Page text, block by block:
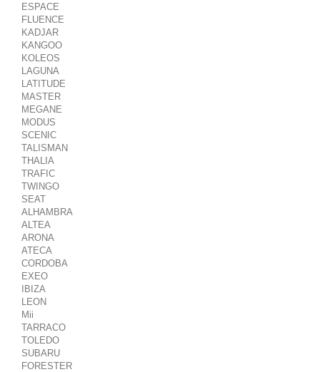
ESPACE
FLUENCE
KADJAR
KANGOO
KOLEOS
LAGUNA
LATITUDE
MASTER
MEGANE
MODUS
SCENIC
TALISMAN
THALIA
TRAFIC
TWINGO
SEAT
ALHAMBRA
ALTEA
ARONA
ATECA
CORDOBA
EXEO
IBIZA
LEON
Mii
TARRACO
TOLEDO
SUBARU
FORESTER